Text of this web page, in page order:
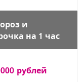
и
на 1 час
рублей